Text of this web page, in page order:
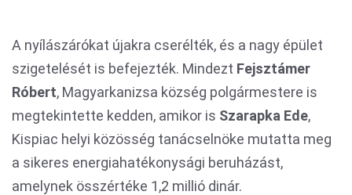
A nyílászárókat újakra cserélték, és a nagy épület
szigetelését is befejezték. Mindezt Fejsztámer
Róbert, Magyarkanizsa község polgármestere is
megtekintette kedden, amikor is Szarapka Ede,
Kispiac helyi közösség tanácselnöke mutatta meg
a sikeres energiahatékonysági beruházást,
amelynek összértéke 1,2 millió dinár.